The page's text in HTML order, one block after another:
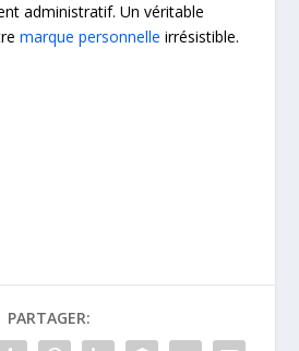
administratif. Un véritable
marque personnelle irrésistible.
PARTAGER: